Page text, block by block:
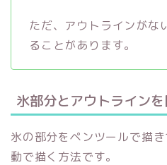
ただ、アウトラインがな
ることがあります。
氷部分とアウトライン
氷の部分をペンツールで描
動で描く方法です。